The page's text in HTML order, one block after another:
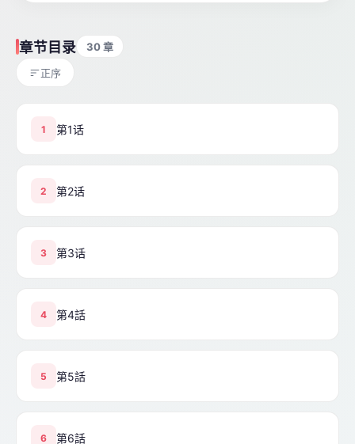
章节目录 30 章
正序
1 第1话
2 第2话
3 第3话
4 第4話
5 第5話
6 第6話